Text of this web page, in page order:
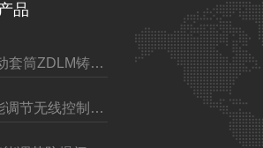
品
贝尔电动套筒ZDLM铸钢调节阀
Z30智能调节无线控制电动装置